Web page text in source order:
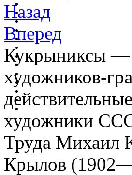
Назад
Вперед
Кукрыниксы —
художников-
художники
Труда Михаил
Крылов